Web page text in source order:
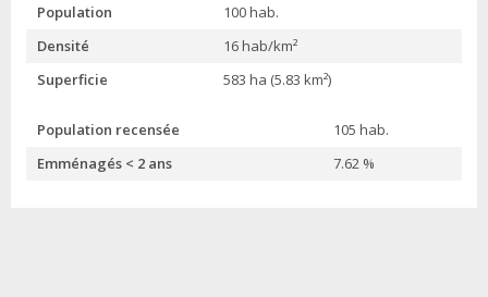
Population
100 hab.
Densité
16 hab/km²
Superficie
583 ha (5.83 km²)
Population recensée
105 hab.
Emménagés < 2 ans
7.62 %